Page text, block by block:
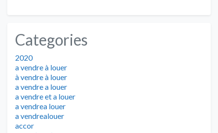
Categories
2020
a vendre à louer
à vendre à louer
a vendre a louer
a vendre et a louer
a vendrea louer
a vendrealouer
accor